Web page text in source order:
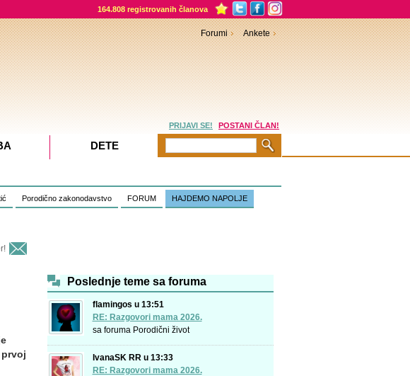
164.808 registrovanih članova
Porodično zakonodavstvo FORUM HAJDEMO NAPOLJE
Poslednje teme sa foruma
flamingos u 13:51
RE: Razgovori mama 2026.
sa foruma Porodični život
IvanaSK RR u 13:33
RE: Razgovori mama 2026.
Forumi Ankete
PRIJAVI SE! POSTANI ČLAN!
DETE